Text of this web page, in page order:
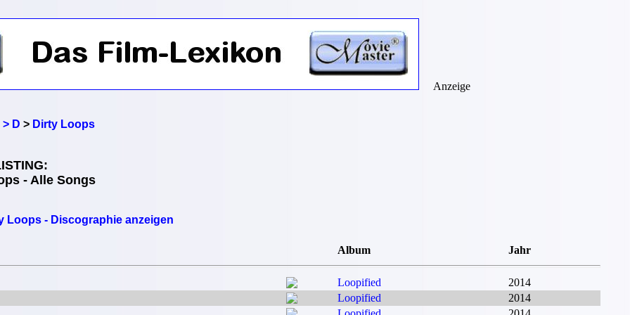
D > Dirty Loops
- Alle Songs
Loops - Discographie anzeigen
Album Jahr
Loopified
2014
Loopified
2014
Anzeige